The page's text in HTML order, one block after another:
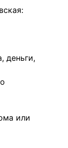
деньги,
или